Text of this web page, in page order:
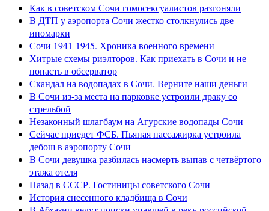
Как в советском Сочи гомосексуалистов разгоняли
В ДТП у аэропорта Сочи жестко столкнулись две
иномарки
Сочи 1941-1945. Хроника военного времени
Хитрые схемы риэлторов. Как приехать в Сочи и не
попасть в обсерватор
Скандал на водопадах в Сочи. Верните наши деньги
В Сочи из-за места на парковке устроили драку со
стрельбой
Незаконный шлагбаум на Агурские водопады Сочи
Сейчас приедет ФСБ. Пьяная пассажирка устроила
дебош в аэропорту Сочи
В Сочи девушка разбилась насмерть выпав с четвёртого
этажа отеля
Назад в СССР. Гостиницы советского Сочи
История снесенного кладбища в Сочи